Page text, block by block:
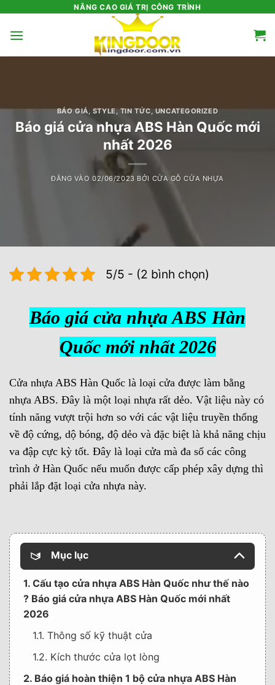
nội
NÂNG CAO GIÁ TRỊ CÔNG TRÌNH
BÁO GIÁ, STYLE,TIN TỨC,UNCATEGORIZED
Báo giá cửa nhựa ABS Hàn Quốc mới
nhất 2026
ĐĂNG VÀO02/06/2023 BỞI CỬA GỖ CỬA NHỰA
5/5 - (2 bình chọn)
Báo giá cửa nhựa ABS Hàn
Quốc mới nhất 2026
Cửa nhựa ABS Hàn Quốc là loại cửa được làm bằng
nhựa ABS. Đây là một loại nhựa rất dẻo. Vật liệu này có
tính năng vượt trội hơn so với các vật liệu truyền thống
về độ cứng, dộ bóng, độ dẻo và đặc biệt là khả năng chịu
va đập cực kỳ tốt. Đây là loại cửa mà đa số các công
trình ở Hàn Quốc nếu muốn được cấp phép xây dựng thì
phải lắp đặt loại cửa nhựa này.
Mục lục
1. Cấu tạo cửa nhựa ABS Hàn Quốc như thế nào
? Báo giá cửa nhựa ABS Hàn Quốc mới nhất
2026
1.1. Thông số kỹ thuật cửa
1.2. Kích thước cửa lọt lòng
2. Báo giá hoàn thiện 1 bộ cửa nhựa ABS Hàn